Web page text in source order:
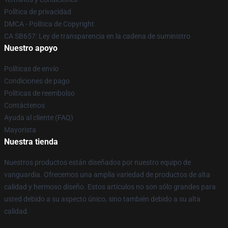
Política de privacidad
DMCA - Política de Copyright
CA SB657: Ley de transparencia en la cadena de suministro
Nuestro apoyo
Políticas de envío
Condiciones de pago
Políticas de reembolso
Contáctenos
Ayuda al cliente (FAQ)
Mayorista
Nuestra tienda
Nuestros productos están diseñados por nuestro equipo de
vanguardia. Ofrecemos una amplia variedad de productos de alta
calidad y hermoso diseño. Estos artículos no son sólo grandes para
usted debido a su aspecto único, sino también debido a su alta
calidad.